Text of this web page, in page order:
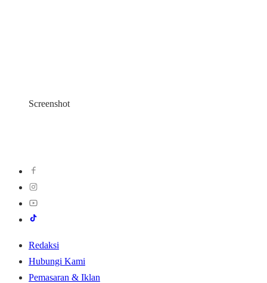
Screenshot
Redaksi
Hubungi Kami
Pemasaran & Iklan